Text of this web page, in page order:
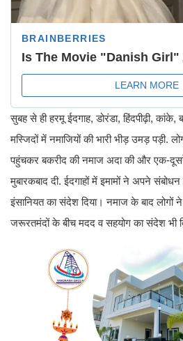
सुबह से ही हरमू ईदगाह, डोरंडा, हिंदपीढ़ी,
मस्जिदों में नमाजियों की भारी भीड़ उमड़ पड़ी.
पहुंचकर बकरीद की नमाज अदा की और एक-
मुबारकबाद दी. ईदगाहों में इमामों ने अपने
इंसानियत का संदेश दिया। नमाज के बाद लोगों
जरूरतमंदों के बीच मदद व सहयोग का संदेश भी